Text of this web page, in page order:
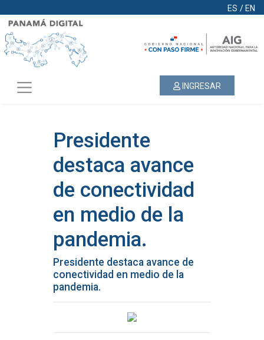
ES / EN
INGRESAR
Presidente
destaca avance
de conectividad
en medio de la
pandemia.
Presidente destaca avance de
conectividad en medio de la
pandemia.